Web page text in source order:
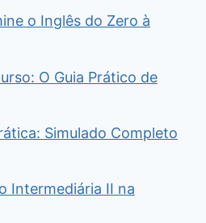
o Inglês do Zero à
O Guia Prático de
Simulado Completo
Intermediária II na